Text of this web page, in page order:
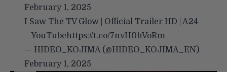
February 1, 2025
I Saw The TV Glow | Official Trailer HD | A24
– YouTubehttps://t.co/7nvH0hVoRm
— HIDEO_KOJIMA (@HIDEO_KOJIMA_EN)
February 1, 2025